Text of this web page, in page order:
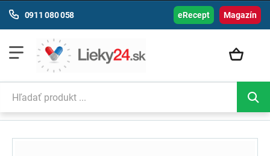
Magazín
0911 080 058 eRecept